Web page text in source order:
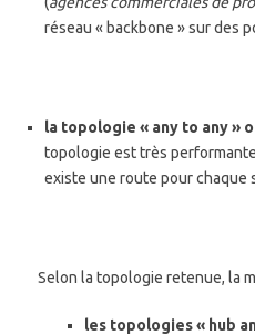
réseau « backbone » sur des
la topologie « any to any »
topologie est très
existe une route pour chaque
Selon la topologie retenue, la
les topologies « hub